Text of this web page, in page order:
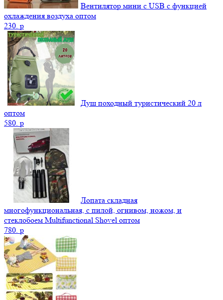
Вентилятор мини с USB с функцией
охлаждения воздуха оптом
230. p
Душ походный туристический 20 л
оптом
580. p
Лопата складная
многофункциональная, с пилой, огнивом, ножом, и
стеклобоем Multifunctional Shovel оптом
780. p